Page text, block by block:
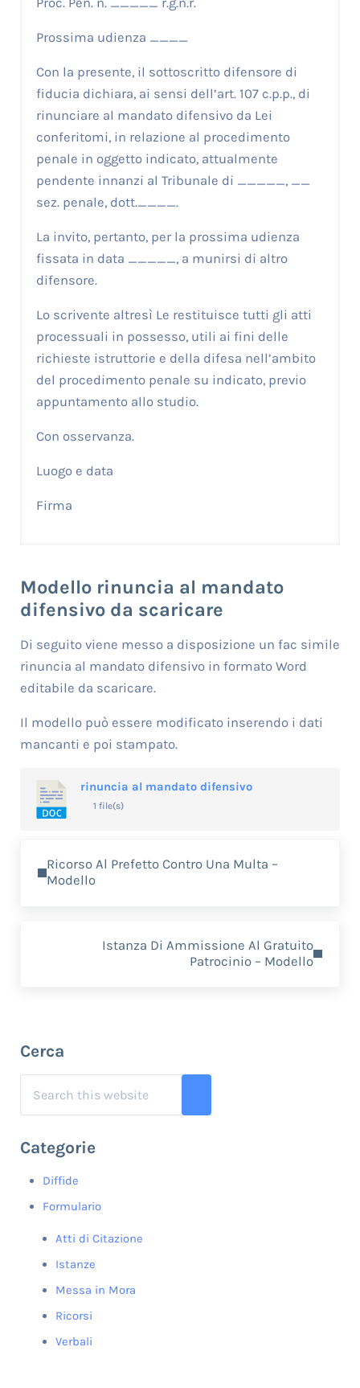
Prossima udienza ____
Con la presente, il sottoscritto difensore di
fiducia dichiara, ai sensi dell’art. 107 c.p.p., di
rinunciare al mandato difensivo da Lei
conferitomi, in relazione al procedimento
penale in oggetto indicato, attualmente
pendente innanzi al Tribunale di _____, __
sez. penale, dott.____.
La invito, pertanto, per la prossima udienza
fissata in data _____, a munirsi di altro
difensore.
Lo scrivente altresì Le restituisce tutti gli atti
processuali in possesso, utili ai fini delle
richieste istruttorie e della difesa nell’ambito
del procedimento penale su indicato, previo
appuntamento allo studio.
Con osservanza.
Luogo e data
Firma
Modello rinuncia al mandato
difensivo da scaricare
Di seguito viene messo a disposizione un fac simile
rinuncia al mandato difensivo in formato Word
editabile da scaricare.
Il modello può essere modificato inserendo i dati
mancanti e poi stampato.
rinuncia al mandato difensivo
1 file(s)
Ricorso Al Prefetto Contro Una Multa –
Modello
Istanza Di Ammissione Al Gratuito
Patrocinio – Modello
Sidebar
Cerca
Categorie
Diffide
Formulario
Atti di Citazione
Istanze
Messa in Mora
Ricorsi
Verbali